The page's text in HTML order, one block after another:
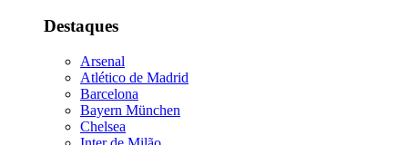
Destaques
Arsenal
Atlético de Madrid
Barcelona
Bayern München
Chelsea